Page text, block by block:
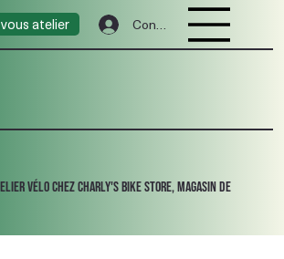
atelier Connexion
vélo chez Charly's Bike Store, magasin de